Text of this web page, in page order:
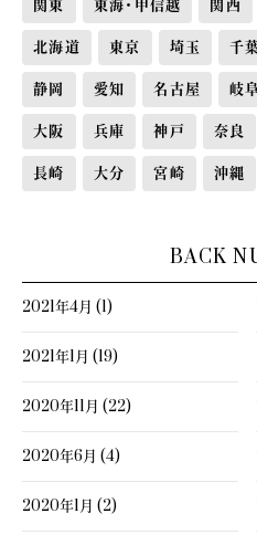
関東 東海・甲信越 関西
北海道 東京 埼玉 千
静岡 愛知 名古屋 岐
大阪 兵庫 神戸 奈良
長崎 大分 宮崎 沖縄
BACK
2021年4月 (1)
2021年1月 (19)
2020年11月 (22)
2020年6月 (4)
2020年1月 (2)